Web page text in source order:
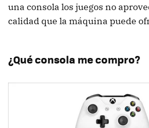
una consola los juegos no
calidad que la máquina puede
¿Qué consola me compro?